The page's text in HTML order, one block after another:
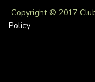
Copyright © 2017
Policy